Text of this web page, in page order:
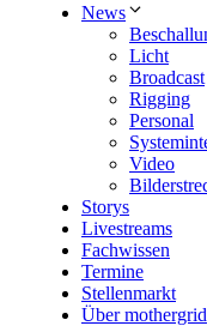
News
Licht
Broadcast
Rigging
Personal
Video
Storys
Livestreams
Fachwissen
Termine
Stellenmarkt
Über mothergrid